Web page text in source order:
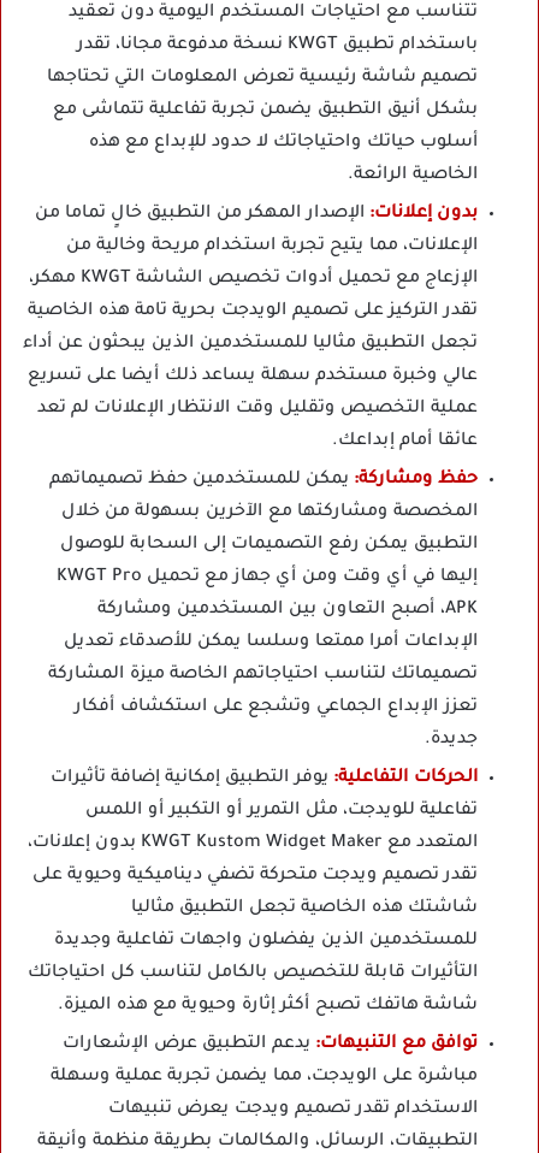
تتناسب مع احتياجات المستخدم اليومية دون تعقيد
باستخدام تطبيق KWGT نسخة مدفوعة مجانا، تقدر
تصميم شاشة رئيسية تعرض المعلومات التي تحتاجها
بشكل أنيق التطبيق يضمن تجربة تفاعلية تتماشى مع
أسلوب حياتك واحتياجاتك لا حدود للإبداع مع هذه
الخاصية الرائعة.
بدون إعلانات: الإصدار المهكر من التطبيق خالٍ تماما من
الإعلانات، مما يتيح تجربة استخدام مريحة وخالية من
الإزعاج مع تحميل أدوات تخصيص الشاشة KWGT مهكر،
تقدر التركيز على تصميم الويدجت بحرية تامة هذه الخاصية
تجعل التطبيق مثاليا للمستخدمين الذين يبحثون عن أداء
عالي وخبرة مستخدم سهلة يساعد ذلك أيضا على تسريع
عملية التخصيص وتقليل وقت الانتظار الإعلانات لم تعد
عائقا أمام إبداعك.
حفظ ومشاركة: يمكن للمستخدمين حفظ تصميماتهم
المخصصة ومشاركتها مع الآخرين بسهولة من خلال
التطبيق يمكن رفع التصميمات إلى السحابة للوصول
إليها في أي وقت ومن أي جهاز مع تحميل KWGT Pro
APK، أصبح التعاون بين المستخدمين ومشاركة
الإبداعات أمرا ممتعا وسلسا يمكن للأصدقاء تعديل
تصميماتك لتناسب احتياجاتهم الخاصة ميزة المشاركة
تعزز الإبداع الجماعي وتشجع على استكشاف أفكار
جديدة.
الحركات التفاعلية: يوفر التطبيق إمكانية إضافة تأثيرات
تفاعلية للويدجت، مثل التمرير أو التكبير أو اللمس
المتعدد مع KWGT Kustom Widget Maker بدون إعلانات،
تقدر تصميم ويدجت متحركة تضفي ديناميكية وحيوية على
شاشتك هذه الخاصية تجعل التطبيق مثاليا
للمستخدمين الذين يفضلون واجهات تفاعلية وجديدة
التأثيرات قابلة للتخصيص بالكامل لتناسب كل احتياجاتك
شاشة هاتفك تصبح أكثر إثارة وحيوية مع هذه الميزة.
توافق مع التنبيهات: يدعم التطبيق عرض الإشعارات
مباشرة على الويدجت، مما يضمن تجربة عملية وسهلة
الاستخدام تقدر تصميم ويدجت يعرض تنبيهات
التطبيقات، الرسائل، والمكالمات بطريقة منظمة وأنيقة